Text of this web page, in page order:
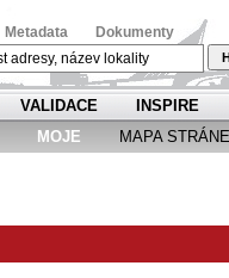
Metadata Dokumenty
VALIDACE
INSPIRE
MOJE MAPA